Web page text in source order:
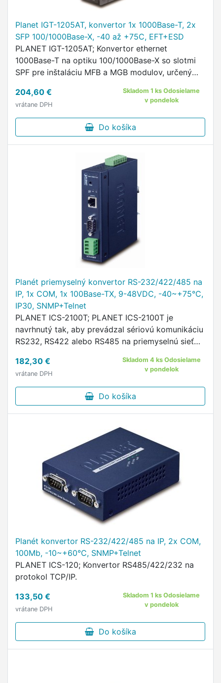
Planet IGT-1205AT, konvertor 1x 1000Base-T, 2x
SFP 100/1000Base-X, -40 až +75C, EFT+ESD
PLANET IGT-1205AT; Konvertor ethernet
1000Base-T na optiku 100/1000Base-X so slotmi
SPF pre inštaláciu MFB a MGB modulov, určený
204,60 €
vrátane DPH
Skladom 1 ks Odosielame
v pondelok
Do košíka
Planét priemyselný konvertor RS-232/422/485 na
IP, 1x COM, 1x 100Base-TX, 9-48VDC, -40~+75°C,
IP30, SNMP+Telnet
PLANET ICS-2100T; PLANET ICS-2100T je
navrhnutý tak, aby prevádzal sériovú komunikáciu
RS232, RS422 alebo RS485 na priemyselnú sieť
siete.
182,30 €
vrátane DPH
Skladom 4 ks Odosielame
v pondelok
Do košíka
Planét konvertor RS-232/422/485 na IP, 2x COM,
100Mb, -10~+60°C, SNMP+Telnet
PLANET ICS-120; Konvertor RS485/422/232 na
protokol TCP/IP.
133,50 €
vrátane DPH
Skladom 1 ks Odosielame
v pondelok
Do košíka